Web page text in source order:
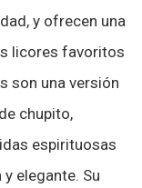
y ofrecen una
licores favoritos
son una versión
chupito,
espirituosas
elegante. Su